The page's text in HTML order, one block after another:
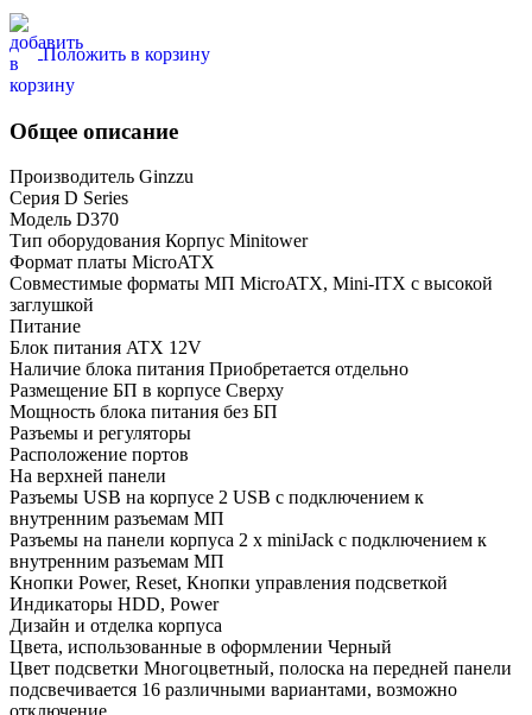
Положить в корзину
Общее описание
Производитель Ginzzu
Серия D Series
Модель D370
Тип оборудования Корпус Minitower
Формат платы MicroATX
Совместимые форматы МП MicroATX, Mini-ITX с высокой
заглушкой
Питание
Блок питания ATX 12V
Наличие блока питания Приобретается отдельно
Размещение БП в корпусе Сверху
Мощность блока питания без БП
Разъемы и регуляторы
Расположение портов
На верхней панели
Разъемы USB на корпусе 2 USB с подключением к
внутренним разъемам МП
Разъемы на панели корпуса 2 x miniJack с подключением к
внутренним разъемам МП
Кнопки Power, Reset, Кнопки управления подсветкой
Индикаторы HDD, Power
Дизайн и отделка корпуса
Цвета, использованные в оформлении Черный
Цвет подсветки Многоцветный, полоска на передней панели
подсвечивается 16 различными вариантами, возможно